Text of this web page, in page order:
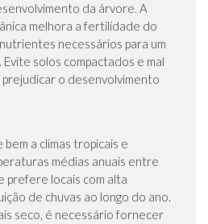
da árvore. A
melhora a fertilidade do
necessários para um
solos compactados e mal
o desenvolvimento
a climas tropicais e
médias anuais entre
prefere locais com alta
de chuvas ao longo do ano.
seco, é necessário fornecer